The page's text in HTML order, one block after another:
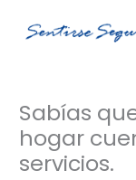
Sabías
hogar
servicios.